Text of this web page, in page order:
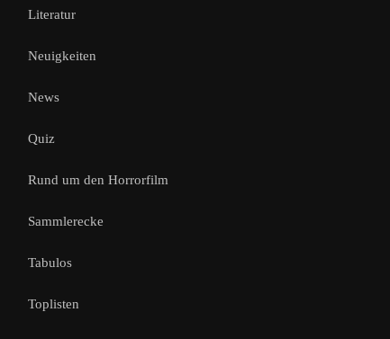
Literatur
Neuigkeiten
News
Quiz
Rund um den Horrorfilm
Sammlerecke
Tabulos
Toplisten